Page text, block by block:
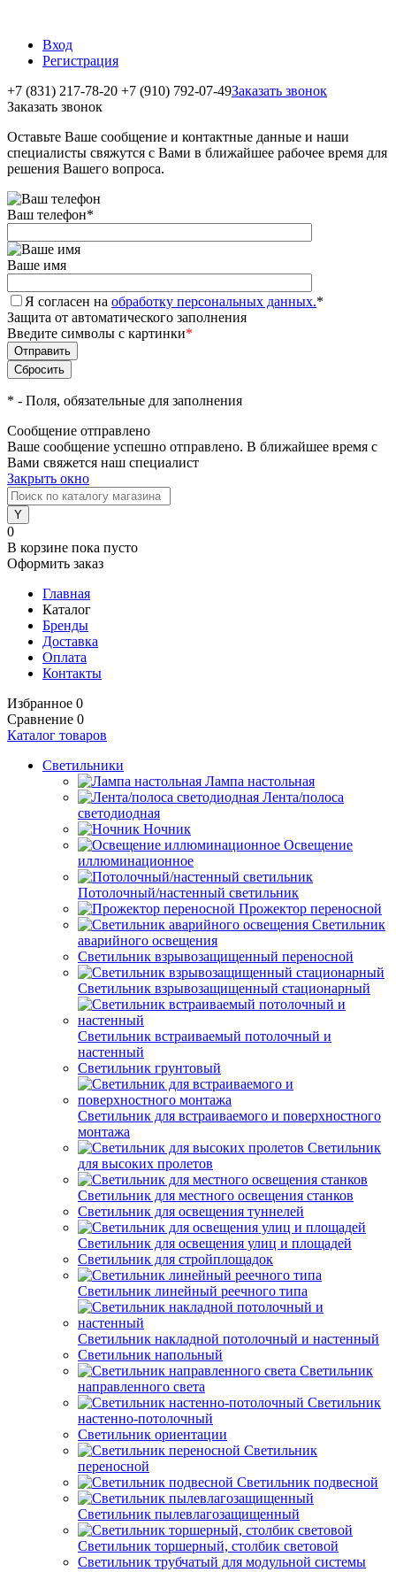
Вход
Регистрация
+7 (831) 217-78-20 +7 (910) 792-07-49Заказать звонок
Заказать звонок
Оставьте Ваше сообщение и контактные данные и наши
специалисты свяжутся с Вами в ближайшее рабочее время для
решения Вашего вопроса.
Ваш телефон*
Ваше имя
Я согласен на обработку персональных данных.*
Защита от автоматического заполнения
Введите символы с картинки*
* - Поля, обязательные для заполнения
Сообщение отправлено
Ваше сообщение успешно отправлено. В ближайшее время с
Вами свяжется наш специалист
Закрыть окно
0
В корзине пока пусто
Оформить заказ
Главная
Каталог
Бренды
Доставка
Оплата
Контакты
Избранное 0
Сравнение 0
Каталог товаров
Светильники
Лампа настольная
Лента/полоса
светодиодная
Ночник
Освещение
иллюминационное
Потолочный/настенный светильник
Прожектор переносной
Светильник
аварийного освещения
Светильник взрывозащищенный переносной
Светильник взрывозащищенный стационарный
Светильник встраиваемый потолочный и
настенный
Светильник грунтовый
Светильник для встраиваемого и поверхностного
монтажа
Светильник
для высоких пролетов
Светильник для местного освещения станков
Светильник для освещения туннелей
Светильник для освещения улиц и площадей
Светильник для стройплощадок
Светильник линейный реечного типа
Светильник накладной потолочный и настенный
Светильник напольный
Светильник
направленного света
Светильник
настенно-потолочный
Светильник ориентации
Светильник
переносной
Светильник подвесной
Светильник пылевлагозащищенный
Светильник торшерный, столбик световой
Светильник трубчатый для модульной системы